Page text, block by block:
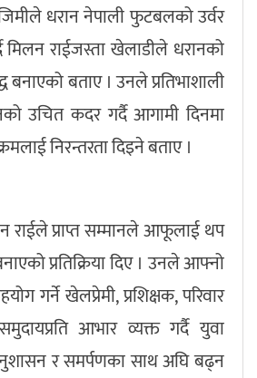
धरान नेपाली फुटबलको उर्वर
राईजस्ता खेलाडीले धरानको
बताए । उनले प्रतिभाशाली
उचित कदर गर्दै आगामी दिनमा
निरन्तरता दिइने बताए ।
राईले प्राप्त सम्मानले आफूलाई थप
प्रतिक्रिया दिए । उनले आफ्नो
गर्ने खेलप्रेमी, प्रशिक्षक, परिवार
आभार व्यक्त गर्दै युवा
र समर्पणका साथ अघि बढ्न